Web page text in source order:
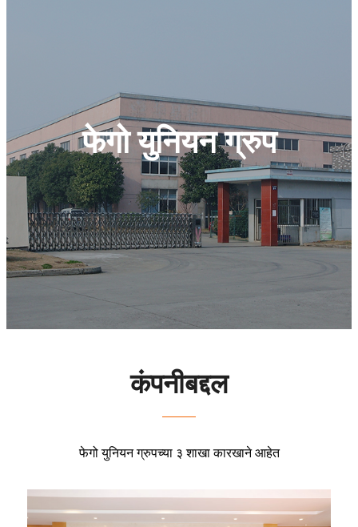
फेगो युनियन ग्रुप
कंपनीबद्दल
फेगो युनियन ग्रुपच्या ३ शाखा कारखाने आहेत